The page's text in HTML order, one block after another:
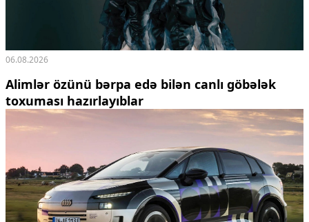
06.08.2026
Alimlər özünü bərpa edə bilən canlı göbələk
toxuması hazırlayıblar